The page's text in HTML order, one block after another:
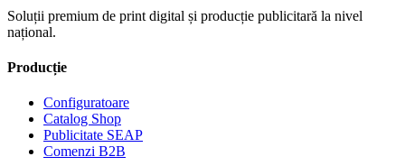
Soluții premium de print digital și producție publicitară la nivel
național.
Producție
Configuratoare
Catalog Shop
Publicitate SEAP
Comenzi B2B